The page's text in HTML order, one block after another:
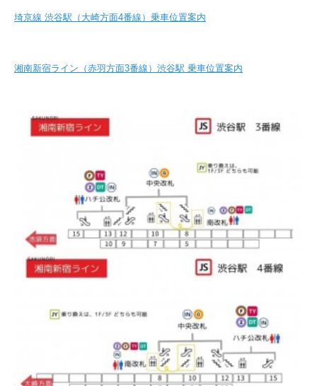
埼京線 渋谷駅（大崎方面4番線）乗車位置案内
湘南新宿ライン（赤羽方面3番線）渋谷駅 乗車位置案内